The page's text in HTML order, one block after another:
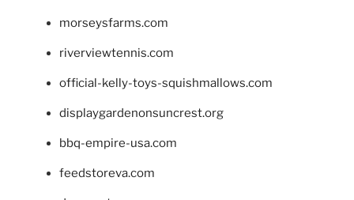
morseysfarms.com
riverviewtennis.com
official-kelly-toys-squishmallows.com
displaygardenonsuncrest.org
bbq-empire-usa.com
feedstoreva.com